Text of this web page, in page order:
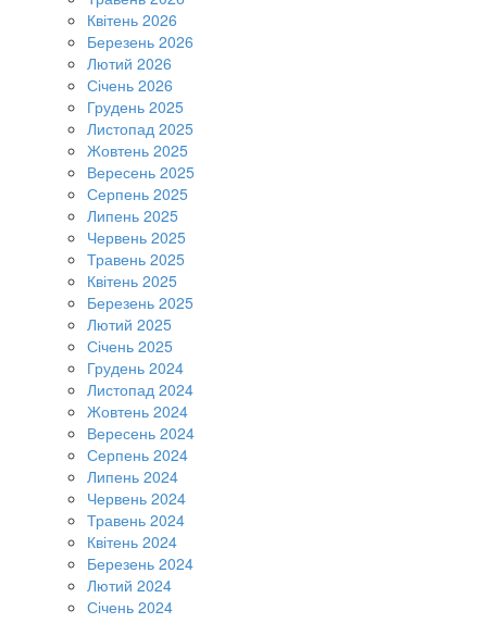
Квітень 2026
Березень 2026
Лютий 2026
Січень 2026
Грудень 2025
Листопад 2025
Жовтень 2025
Вересень 2025
Серпень 2025
Липень 2025
Червень 2025
Травень 2025
Квітень 2025
Березень 2025
Лютий 2025
Січень 2025
Грудень 2024
Листопад 2024
Жовтень 2024
Вересень 2024
Серпень 2024
Липень 2024
Червень 2024
Травень 2024
Квітень 2024
Березень 2024
Лютий 2024
Січень 2024